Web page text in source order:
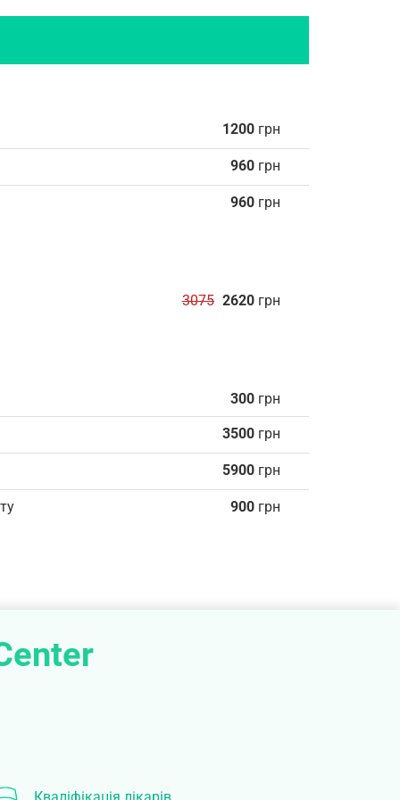
1200 грн
960 грн
960 грн
3075 2620 грн
300 грн
3500 грн
5900 грн
900 грн